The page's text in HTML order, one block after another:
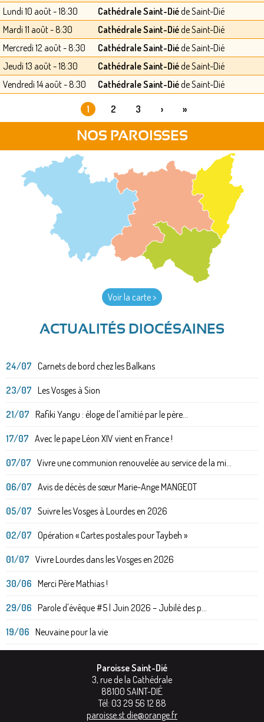
Lundi 10 août - 18:30 Cathédrale Saint-Diéde Saint-Dié
Mardi 11 août - 8:30
Cathédrale Saint-Diéde Saint-Dié
Mercredi 12 août - 8:30
Cathédrale Saint-Diéde Saint-Dié
Jeudi 13 août - 18:30
Cathédrale Saint-Diéde Saint-Dié
Vendredi 14 août - 8:30
Cathédrale Saint-Diéde Saint-Dié
1 2 3 › »
NOS PAROISSES
Voir la carte >
ACTUALITÉS DIOCÉSAINES
24/07 Carnets de bord chez les Balkans
23/07 Les Vosges à Sion
21/07 Rafiki Yangu : éloge de l'amitié par le père...
17/07 Avec le pape Léon XIV vient en France !
07/07 Vivre une communion renouvelée au service de la mi...
06/07 Avis de décès de sœur Marie-Ange MANGEOT
05/07 Suivre les Vosges à Lourdes en 2026
02/07 Opération « Cartes postales pour Taybeh »
01/07 Vivre Lourdes dans les Vosges en 2026
30/06 Merci Père Mathias !
29/06 Parole d'évêque #5 | Juin 2026 – Jubilé des p...
19/06 Neuvaine pour la vie
Paroisse Saint-Dié
3, rue de la Cathédrale
88100 SAINT-DIÉ
Tél: 03 29 56 12 88
paroisse.st.die@orange.fr